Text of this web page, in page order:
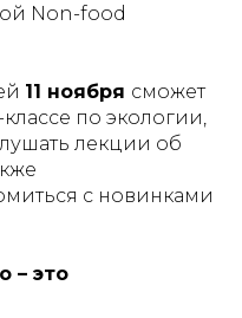
Non-food
11 ноября сможет
по экологии,
лекции об
с новинками
– это